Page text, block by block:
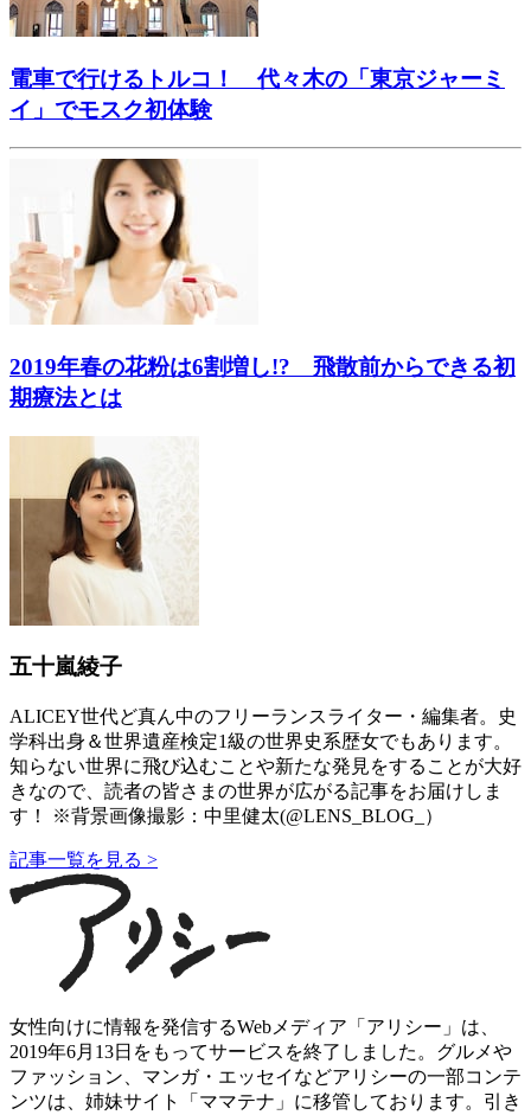
電車で行けるトルコ！ 代々木の「東京ジャーミ
イ」でモスク初体験
2019年春の花粉は6割増し!? 飛散前からできる初
期療法とは
五十嵐綾子
ALICEY世代ど真ん中のフリーランスライター・編集者。史
学科出身＆世界遺産検定1級の世界史系歴女でもあります。
知らない世界に飛び込むことや新たな発見をすることが大好
きなので、読者の皆さまの世界が広がる記事をお届けしま
す！ ※背景画像撮影：中里健太(@LENS_BLOG_）
記事一覧を見る >
女性向けに情報を発信するWebメディア「アリシー」は、
2019年6月13日をもってサービスを終了しました。グルメや
ファッション、マンガ・エッセイなどアリシーの一部コンテ
ンツは、姉妹サイト「ママテナ」に移管しております。引き